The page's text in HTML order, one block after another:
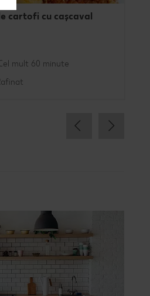
cartofi cu cașcaval
mult 60 minute